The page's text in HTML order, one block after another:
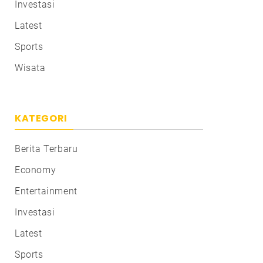
Investasi
Latest
Sports
Wisata
KATEGORI
Berita Terbaru
Economy
Entertainment
Investasi
Latest
Sports